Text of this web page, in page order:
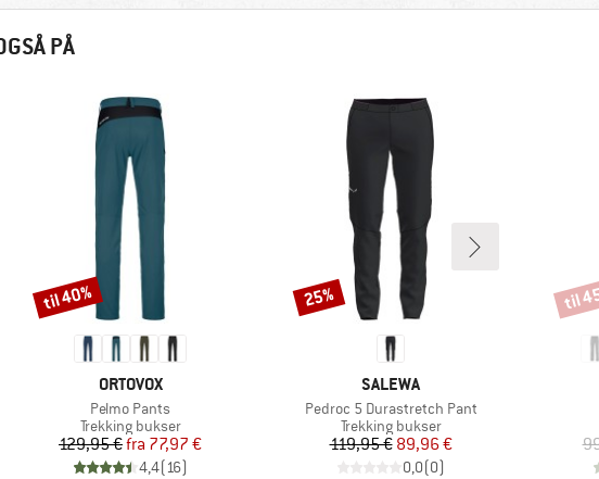
PÅ
MÆRKE
ORTOVOX
Artikel
Pelmo Pants
Produktgruppe
Trekking bukser
Pris
129,95 € Nedsat pris
fra 77,97 €
4,4(16)
Rabat
til 40%
MÆRKE
SALEWA
Artikel
Pedroc 5 Durastretch Pant
Produktgruppe
Trekking bukser
Pris
119,95 €Nedsat pris
89,96 €
0,0(0)
Rabat
25% Rabat
til